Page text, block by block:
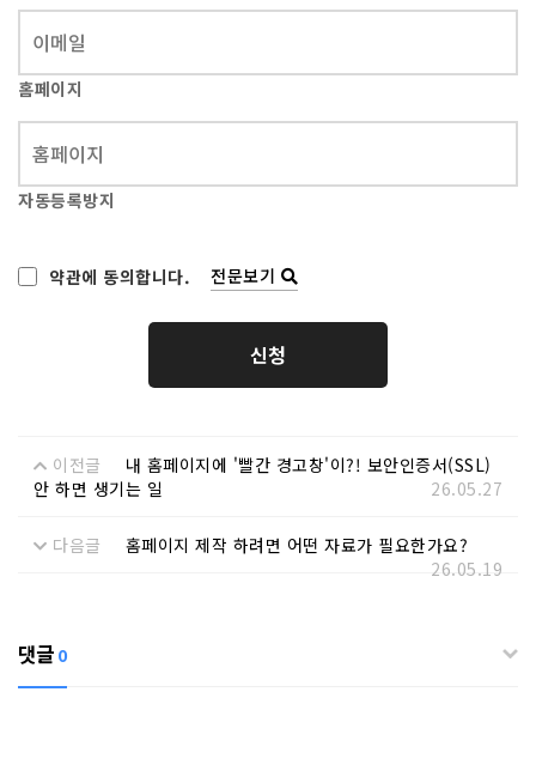
홈페이지
자동등록방지
약관에 동의합니다. 전문보기
이전글
내 홈페이지에 '빨간 경고창'이?! 보안인증서(SSL)
안 하면 생기는 일
26.05.27
다음글
홈페이지 제작 하려면 어떤 자료가 필요한가요?
26.05.19
댓글 0